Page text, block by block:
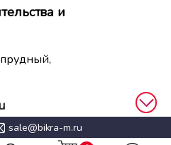
sale@bikra-m.ru
и